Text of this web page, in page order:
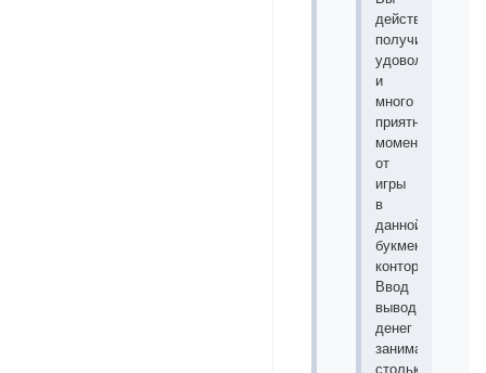
действительно
получите
удовольствие
и
много
приятных
моментов
от
игры
в
данной
букмекерской
конторе.
Ввод
вывод
денег
занимает
столько